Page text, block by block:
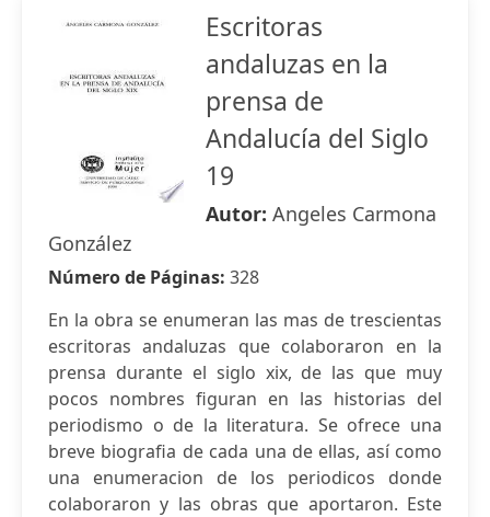
Escritoras
andaluzas en la
prensa de
Andalucía del Siglo
19
Autor: Angeles Carmona
González
Número de Páginas: 328
En la obra se enumeran las mas de trescientas
escritoras andaluzas que colaboraron en la
prensa durante el siglo xix, de las que muy
pocos nombres figuran en las historias del
periodismo o de la literatura. Se ofrece una
breve biografia de cada una de ellas, así como
una enumeracion de los periodicos donde
colaboraron y las obras que aportaron. Este